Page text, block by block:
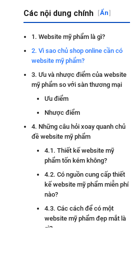
Các nội dung chính [Ẩn]
1. Website mỹ phẩm là gì?
2. Vì sao chủ shop online cần có
website mỹ phẩm?
3. Ưu và nhược điểm của website
mỹ phẩm so với sàn thương mại
Ưu điểm
Nhược điểm
4. Những câu hỏi xoay quanh chủ
đề website mỹ phẩm
4.1. Thiết kế website mỹ
phẩm tốn kém không?
4.2. Có nguồn cung cấp thiết
kế website mỹ phẩm miễn phí
nào?
4.3. Các cách để có một
website mỹ phẩm đẹp mắt là
gì?